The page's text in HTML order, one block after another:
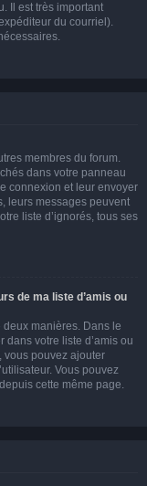
Il est très important
du courriel).
membres du forum.
dans votre panneau
connexion et leur envoyer
leurs messages peuvent
liste d’ignorés, tous ses
de ma liste d’amis ou
manières. Dans le
dans votre liste d’amis ou
vous pouvez ajouter
Vous pouvez
cette même page.